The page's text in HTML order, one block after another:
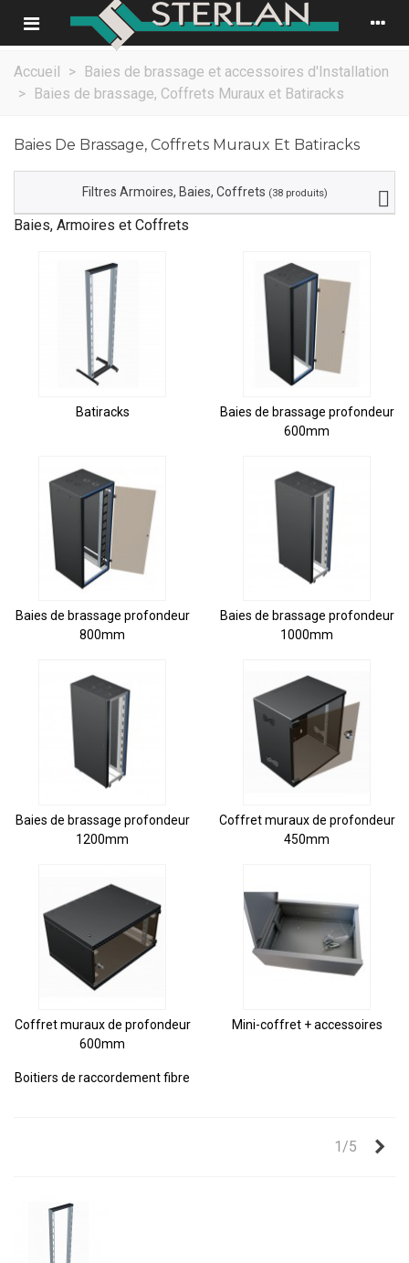
Accueil > Baies de brassage et accessoires d'Installation
> Baies de brassage, Coffrets Muraux et Batiracks
Baies De Brassage, Coffrets Muraux Et Batiracks
Filtres Armoires, Baies, Coffrets (38 produits)
Baies, Armoires et Coffrets
Batiracks
Baies de brassage profondeur
600mm
Baies de brassage profondeur
800mm
Baies de brassage profondeur
1000mm
Baies de brassage profondeur
1200mm
Coffret muraux de profondeur
450mm
Coffret muraux de profondeur
600mm
Mini-coffret + accessoires
Boitiers de raccordement fibre
1/5